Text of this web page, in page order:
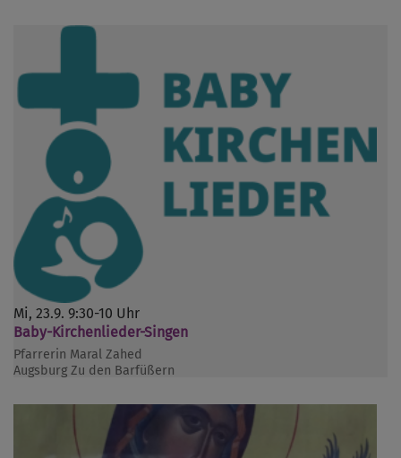
Mi, 23.9. 9:30-10 Uhr
Baby-Kirchenlieder-Singen
Pfarrerin Maral Zahed
Augsburg Zu den Barfüßern